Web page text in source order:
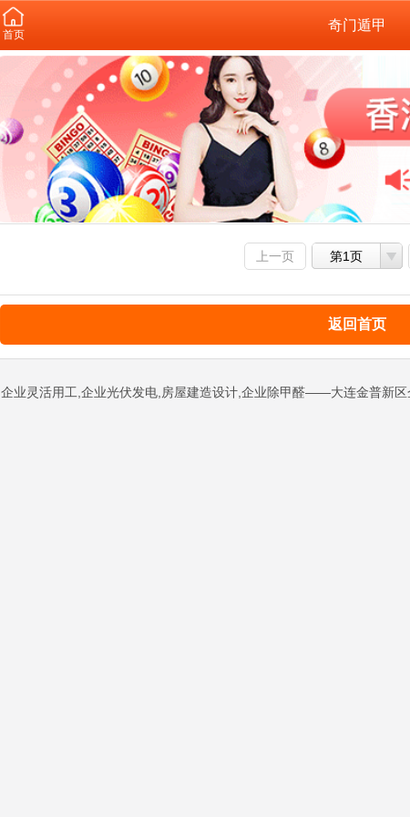
首页
奇门遁甲
上一页 第1页
返回首页
企业灵活用工,企业光伏发电,房屋建造设计,企业除甲醛——大连金普新